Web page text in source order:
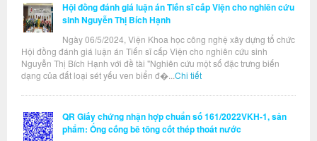
Hội đồng đánh giá luận án Tiến sĩ cấp Viện cho nghiên cứu
sinh Nguyễn Thị Bích Hạnh
Ngày 06/5/2024, Viện Khoa học công nghệ xây dựng tổ chức
Hội đồng đánh giá luận án Tiến sĩ cấp Viện cho nghiên cứu sinh
Nguyễn Thị Bích Hạnh với đề tài "Nghiên cứu một số đặc trưng biến
dạng của đất loại sét yếu ven biển đ�... Chi tiết
QR Giấy chứng nhận hợp chuẩn số 161/2022VKH-1, sản
phẩm: Ống cống bê tông cốt thép thoát nước